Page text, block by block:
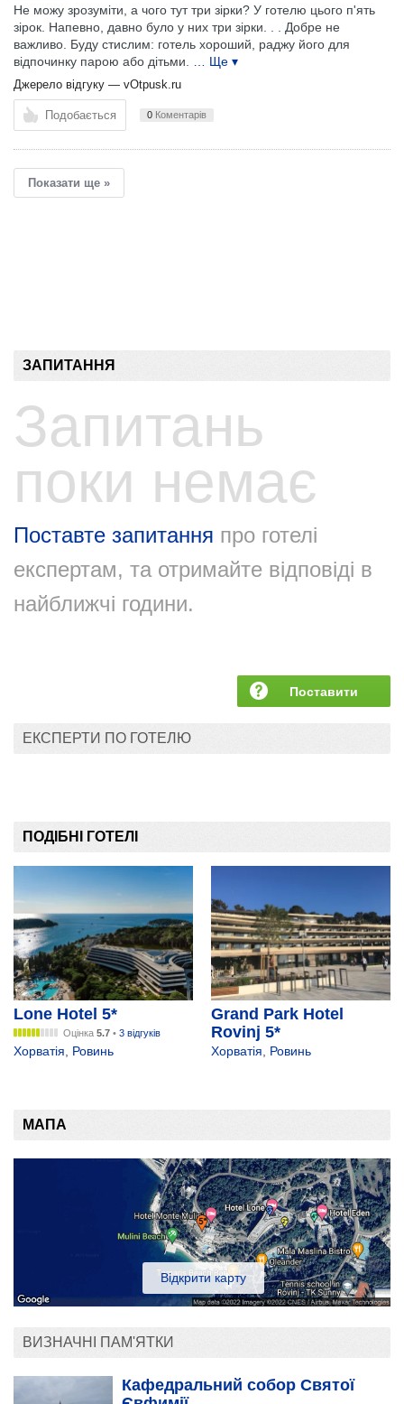
Не можу зрозуміти, а чого тут три зірки? У готелю цього п'ять
зірок. Напевно, давно було у них три зірки. . . Добре не
важливо. Буду стислим: готель хороший, раджу його для
відпочинку парою або дітьми.
… Ще ▾
Джерело відгуку — vOtpusk.ru
Подобається 0 Коментарів
Показати ще »
ЗАПИТАННЯ
Запитань
поки немає
Поставте запитання про готелі
експертам, та отримайте відповіді в
найближчі години.
Поставити
ЕКСПЕРТИ ПО ГОТЕЛЮ
ПОДІБНІ ГОТЕЛІ
Lone Hotel 5*
Оцінка 5.7 • 3 відгуків
Хорватія, Ровинь
Grand Park Hotel
Rovinj 5*
Хорватія, Ровинь
МАПА
Відкрити карту
ВИЗНАЧНІ ПАМ'ЯТКИ
Кафедральний собор Святої